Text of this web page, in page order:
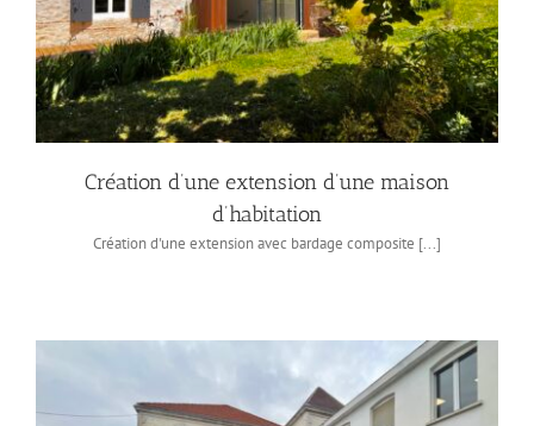
Création d’une extension d’une maison
d’habitation
Création d'une extension avec bardage composite [...]